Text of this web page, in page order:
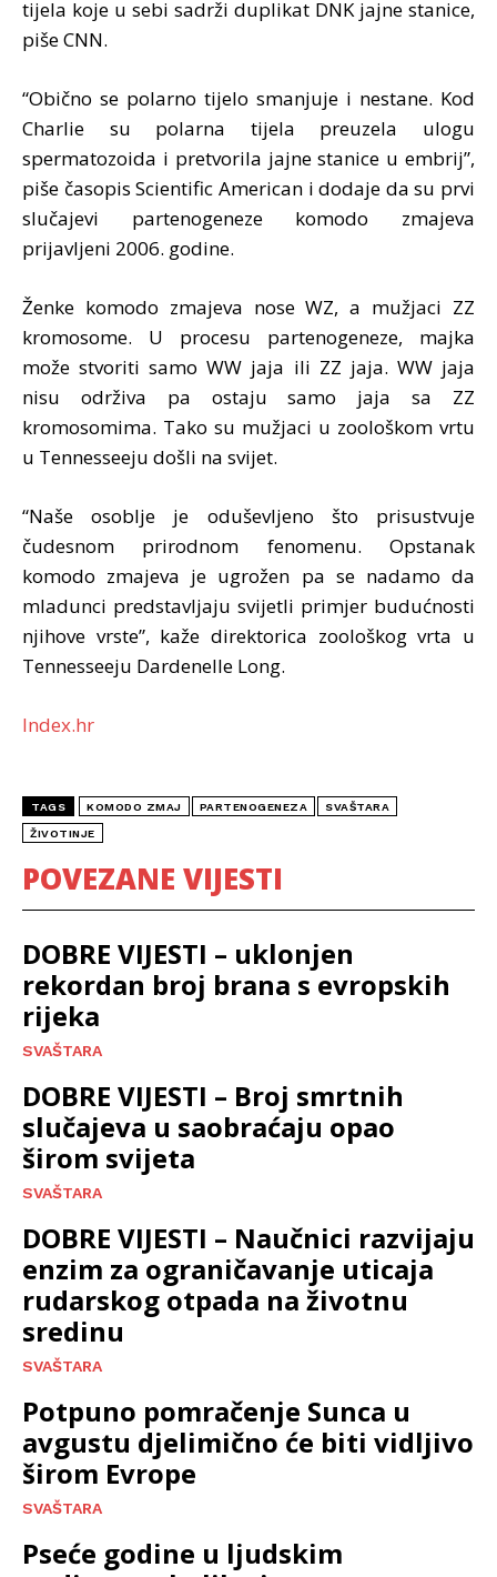
tijela koje u sebi sadrži duplikat DNK jajne stanice,
piše CNN.
“Obično se polarno tijelo smanjuje i nestane. Kod
Charlie su polarna tijela preuzela ulogu
spermatozoida i pretvorila jajne stanice u embrij”,
piše časopis Scientific American i dodaje da su prvi
slučajevi partenogeneze komodo zmajeva
prijavljeni 2006. godine.
Ženke komodo zmajeva nose WZ, a mužjaci ZZ
kromosome. U procesu partenogeneze, majka
može stvoriti samo WW jaja ili ZZ jaja. WW jaja
nisu održiva pa ostaju samo jaja sa ZZ
kromosomima. Tako su mužjaci u zoološkom vrtu
u Tennesseeju došli na svijet.
“Naše osoblje je oduševljeno što prisustvuje
čudesnom prirodnom fenomenu. Opstanak
komodo zmajeva je ugrožen pa se nadamo da
mladunci predstavljaju svijetli primjer budućnosti
njihove vrste”, kaže direktorica zoološkog vrta u
Tennesseeju Dardenelle Long.
Index.hr
TAGS KOMODO ZMAJ PARTENOGENEZA SVAŠTARA
ŽIVOTINJE
POVEZANE VIJESTI
DOBRE VIJESTI – uklonjen
rekordan broj brana s evropskih
rijeka
SVAŠTARA
DOBRE VIJESTI – Broj smrtnih
slučajeva u saobraćaju opao
širom svijeta
SVAŠTARA
DOBRE VIJESTI – Naučnici razvijaju
enzim za ograničavanje uticaja
rudarskog otpada na životnu
sredinu
SVAŠTARA
Potpuno pomračenje Sunca u
avgustu djelimično će biti vidljivo
širom Evrope
SVAŠTARA
Pseće godine u ljudskim